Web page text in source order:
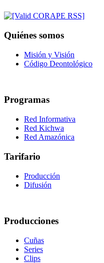
Quiénes somos
Misión y Visión
Código Deontológico
Programas
Red Informativa
Red Kichwa
Red Amazónica
Tarifario
Producción
Difusión
Producciones
Cuñas
Series
Clips